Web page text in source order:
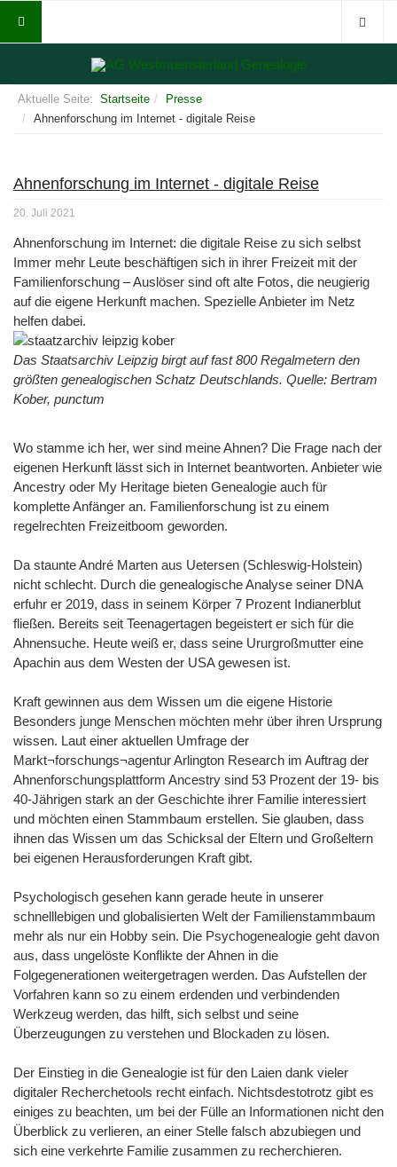
Aktuelle Seite: Startseite
Presse
Ahnenforschung im Internet - digitale Reise
Ahnenforschung im Internet - digitale Reise
20. Juli 2021
Ahnenforschung im Internet: die digitale Reise zu sich selbst
Immer mehr Leute beschäftigen sich in ihrer Freizeit mit der
Familienforschung – Auslöser sind oft alte Fotos, die neugierig
auf die eigene Herkunft machen. Spezielle Anbieter im Netz
helfen dabei.
Das Staatsarchiv Leipzig birgt auf fast 800 Regalmetern den
größten genealogischen Schatz Deutschlands. Quelle: Bertram
Kober, punctum
Wo stamme ich her, wer sind meine Ahnen? Die Frage nach der
eigenen Herkunft lässt sich in Internet beantworten. Anbieter wie
Ancestry oder My Heritage bieten Genealogie auch für
komplette Anfänger an. Familienforschung ist zu einem
regelrechten Freizeitboom geworden.
Da staunte André Marten aus Uetersen (Schleswig-Holstein)
nicht schlecht. Durch die genealogische Analyse seiner DNA
erfuhr er 2019, dass in seinem Körper 7 Prozent Indianerblut
fließen. Bereits seit Teenagertagen begeistert er sich für die
Ahnensuche. Heute weiß er, dass seine Ururgroßmutter eine
Apachin aus dem Westen der USA gewesen ist.
Kraft gewinnen aus dem Wissen um die eigene Historie
Besonders junge Menschen möchten mehr über ihren Ursprung
wissen. Laut einer aktuellen Umfrage der
Markt¬forschungs¬agentur Arlington Research im Auftrag der
Ahnenforschungsplattform Ancestry sind 53 Prozent der 19- bis
40-Jährigen stark an der Geschichte ihrer Familie interessiert
und möchten einen Stammbaum erstellen. Sie glauben, dass
ihnen das Wissen um das Schicksal der Eltern und Großeltern
bei eigenen Herausforderungen Kraft gibt.
Psychologisch gesehen kann gerade heute in unserer
schnelllebigen und globalisierten Welt der Familienstammbaum
mehr als nur ein Hobby sein. Die Psychogenealogie geht davon
aus, dass ungelöste Konflikte der Ahnen in die
Folgegenerationen weitergetragen werden. Das Aufstellen der
Vorfahren kann so zu einem erdenden und verbindenden
Werkzeug werden, das hilft, sich selbst und seine
Überzeugungen zu verstehen und Blockaden zu lösen.
Der Einstieg in die Genealogie ist für den Laien dank vieler
digitaler Recherchetools recht einfach. Nichtsdestotrotz gibt es
einiges zu beachten, um bei der Fülle an Informationen nicht den
Überblick zu verlieren, an einer Stelle falsch abzubiegen und
sich eine verkehrte Familie zusammen zu recherchieren.